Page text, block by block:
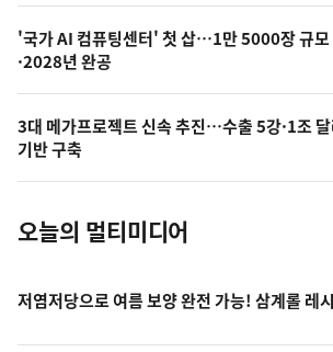
오
늘
사
진
'국가 AI 컴퓨팅센터' 첫 삽…1만 5000장 규모
·2028년 완공
3대 메가프로젝트 신속 추진…수출 5강·1조
기반 구축
오늘의 멀티미디어
저염저당으로 여름 보양 완전 가능! 삼계롤 레